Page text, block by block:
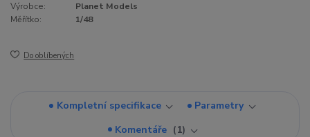
Výrobce:
Planet Models
Měřítko:
1/48
Do oblíbených
Kompletní specifikace
Parametry
Komentáře
1